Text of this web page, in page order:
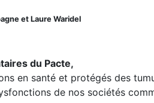
101 idées pour la relance
phares
et Laure Waridel
du Pacte,
en santé et protégés des
de nos sociétés